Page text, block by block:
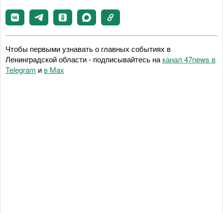
Чтобы первыми узнавать о главных событиях в
Ленинградской области - подписывайтесь на канал 47news в
Telegram и в Maх